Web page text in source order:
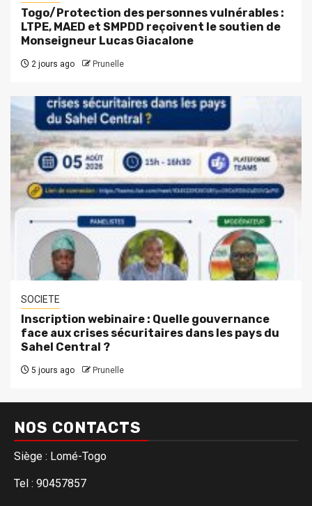
Togo/Protection des personnes vulnérables :
LTPE, MAED et SMPDD reçoivent le soutien de
Monseigneur Lucas Giacalone
2 jours ago Prunelle
SOCIETE
Inscription webinaire : Quelle gouvernance
face aux crises sécuritaires dans les pays du
Sahel Central ?
5 jours ago Prunelle
NOS CONTACTS
Siège : Lomé-Togo
Tel : 90457857